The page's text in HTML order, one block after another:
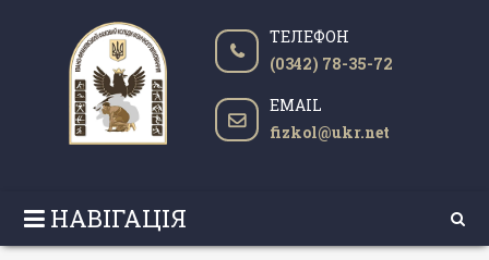
ТЕЛЕФОН
(0342) 78-35-72
EMAIL
fizkol@ukr.net
НАВІГАЦІЯ